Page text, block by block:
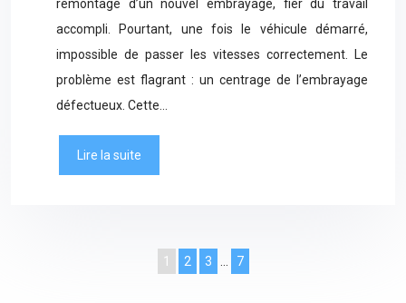
remontage d’un nouvel embrayage, fier du travail
accompli. Pourtant, une fois le véhicule démarré,
impossible de passer les vitesses correctement. Le
problème est flagrant : un centrage de l’embrayage
défectueux. Cette…
Lire la suite
1 2 3 7